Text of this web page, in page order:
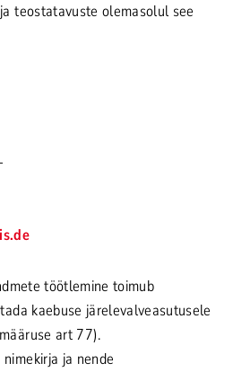
teostatavuste olemasolul see
töötlemine toimub
kaebuse järelevalveasutusele
art 77).
ja nende